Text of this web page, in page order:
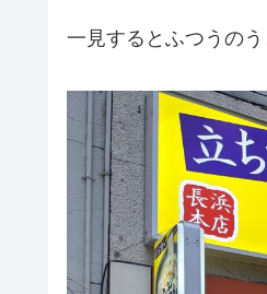
一見するとふつうの